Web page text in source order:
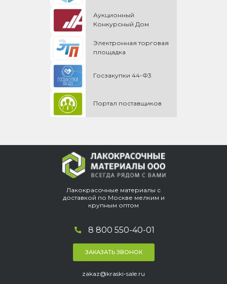
Аукционный
Конкурсный Дом
Электронная торговая
площадка
Госзакупки 44-Ф3
Портал поставщиков
Лакокрасочные материалы с
доставкой по Москве мелким и
крупным оптом
8 800 550-40-01
ЗАКАЗАТЬ ЗВОНОК
zakaz@kraski-sale.ru